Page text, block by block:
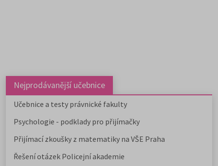
Nejprodávanější učebnice
Učebnice a testy právnické fakulty
Psychologie - podklady pro přijímačky
Přijímací zkoušky z matematiky na VŠE Praha
Řešení otázek Policejní akademie